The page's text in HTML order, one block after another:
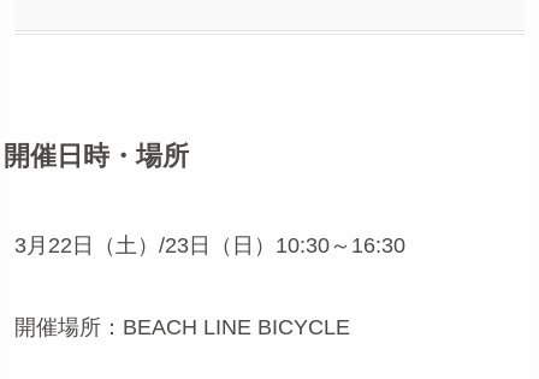
開催日時・場所
3月22日（土）/23日（日）10:30～16:30
開催場所：BEACH LINE BICYCLE